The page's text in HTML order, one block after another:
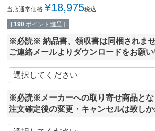
当店通常価格 ¥18,975税込
[ 190 ポイント進呈 ]
※必読※ 納品書、領収書は同梱されま
ご連絡メールよりダウンロードをお願
※必読※メーカーへの取り寄せ商品と
注文確定後の変更・キャンセルは致し